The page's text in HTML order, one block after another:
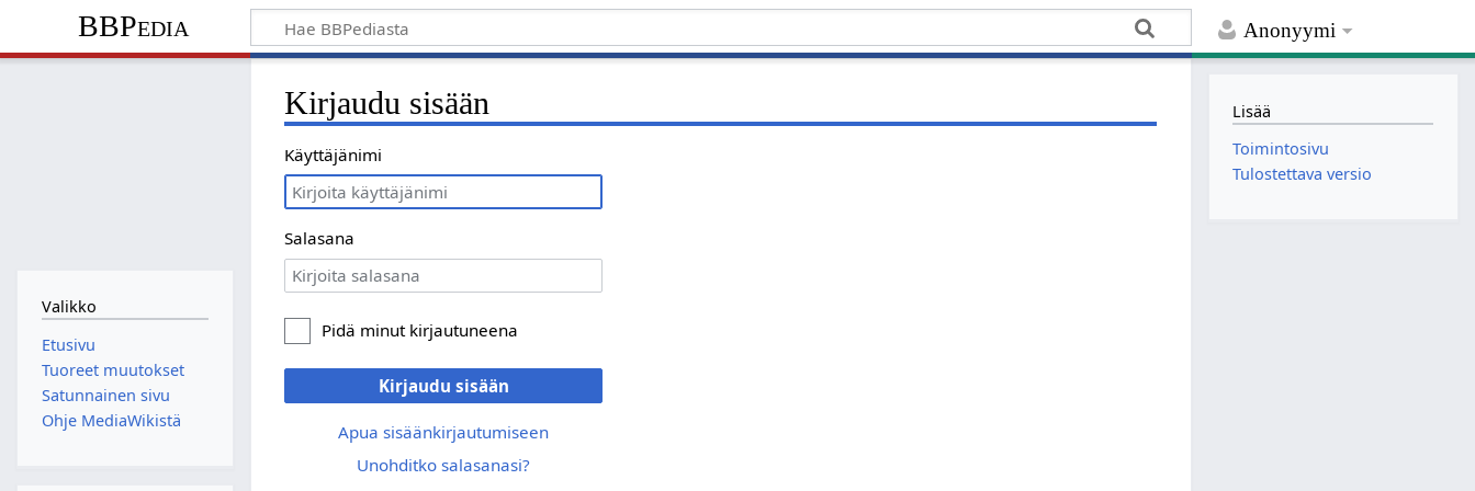
Anonyymi
BBPedia
Kirjaudu sisään
Käyttäjänimi
Salasana
Pidä minut kirjautuneena
Kirjaudu sisään
Apua sisäänkirjautumiseen
Unohditko salasanasi?
Valikko
Etusivu
Tuoreet muutokset
Satunnainen sivu
Ohje MediaWikistä
Lisää
Toimintosivu
Tulostettava versio